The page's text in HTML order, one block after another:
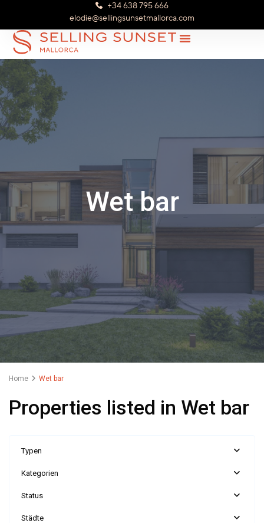
elodie@sellingsunsetmallorca.com
+34 638 795 666
Wet bar
Home Wet bar
Properties listed in Wet bar
Typen
Kategorien
Status
Städte